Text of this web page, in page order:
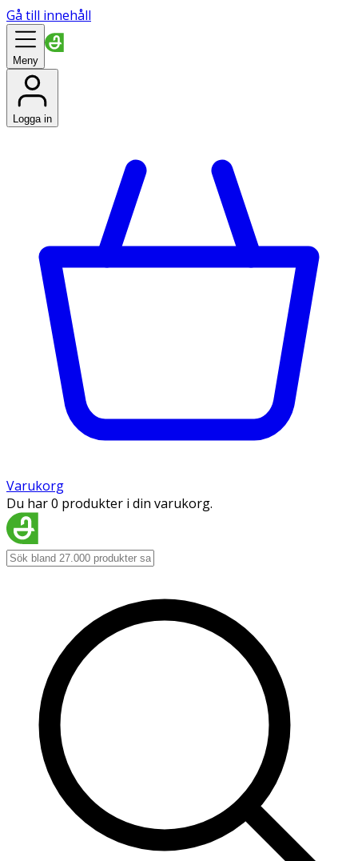
Gå till innehåll
Meny
Logga in
Varukorg
Du har 0 produkter i din varukorg.